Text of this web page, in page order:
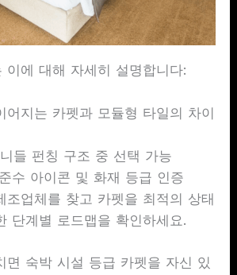
이에 대해 자세히 설명합니다:
어지는 카펫과 모듈형 타일의 차이
들 펀칭 구조 중 선택 가능
수 아이콘 및 화재 등급 인증
조업체를 찾고 카펫을 최적의 상태
단계별 로드맵을 확인하세요.
면 숙박 시설 등급 카펫을 자신 있